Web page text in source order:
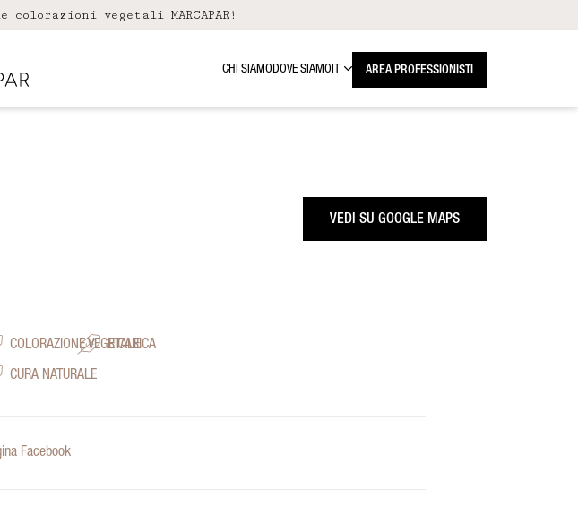
vegetali MARCAPAR!
CHI SIAMO DOVE SIAMO AREA PROFESSIONISTI
VEDI SU GOOGLE MAPS
COLORAZIONE VEGETALE
RICARICA
CURA NATURALE
Facebook